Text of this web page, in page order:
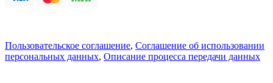
Пользовательское соглашение, Соглашение об использовании
персональных данных, Описание процесса передачи данных